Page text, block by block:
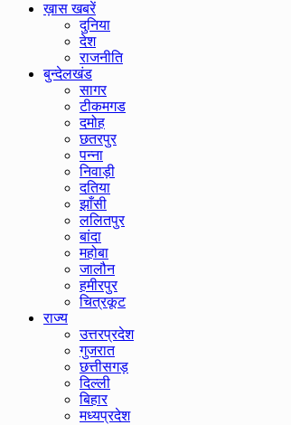
ख़ास खबरें
दुनिया
देश
राजनीति
बुन्देलखंड
सागर
टीकमगड
दमोह
छतरपुर
पन्ना
निवाड़ी
दतिया
झाँसी
ललितपुर
बांदा
महोबा
जालौन
हमीरपुर
चित्रकूट
राज्य
उत्तरप्रदेश
गुजरात
छत्तीसगड़
दिल्ली
बिहार
मध्यप्रदेश